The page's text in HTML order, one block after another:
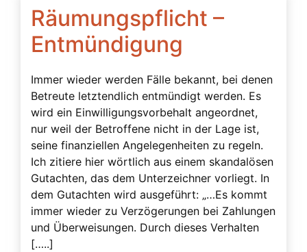
Räumungspflicht –
Entmündigung
Immer wieder werden Fälle bekannt, bei denen
Betreute letztendlich entmündigt werden. Es
wird ein Einwilligungsvorbehalt angeordnet,
nur weil der Betroffene nicht in der Lage ist,
seine finanziellen Angelegenheiten zu regeln.
Ich zitiere hier wörtlich aus einem skandalösen
Gutachten, das dem Unterzeichner vorliegt. In
dem Gutachten wird ausgeführt: „…Es kommt
immer wieder zu Verzögerungen bei Zahlungen
und Überweisungen. Durch dieses Verhalten
[…..]
Beglaubigung
Beratung des Bevollmächtigten durch das
Betreuungsgericht
Beschwerdebefugnis
Besuchsverbot
Beteiligte
Betreuerbestellung
Betreuervergütung
Betreuung
Betreuung in Österreich
Betreuung trotz Vollmacht